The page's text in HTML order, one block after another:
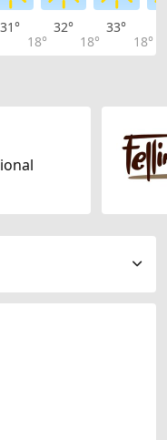
31°
18°
32°
18°
33°
18°